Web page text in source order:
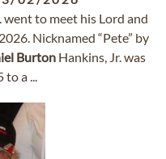
went to meet his Lord and
Nicknamed “Pete” by
Burton Hankins, Jr. was
to a ...